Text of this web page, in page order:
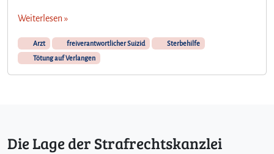
Weiterlesen »
Arzt freiverantwortlicher Suizid
Sterbehilfe
Tötung auf Verlangen
Die Lage der Strafrechtskanzlei